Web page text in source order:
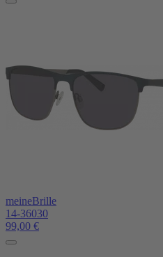
meineBrille
14-36030
99,00 €